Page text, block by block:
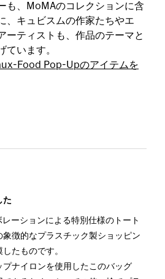
も、MoMAのコレクションに含
、キュビスムの作家たちやエ
ーティストも、作品のテーマと
ています。
Food Pop-Upのアイテムを
た
ーションによる特別仕様のトート
徴的なプラスチック製ショッピン
たものです。
プナイロンを使用したこのバッグ